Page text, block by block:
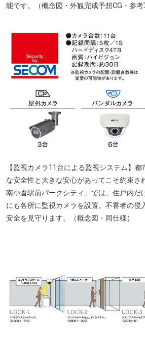
能です。（概念図・外観完成予想CG・参考
【監視カメラ11台による監視システム】
な安全性と大きな安心があってこそ約束さ
南小倉駅前パークシティ」では、住戸内だ
にも各所に監視カメラを設置。不審者の侵
安全を見守ります。（概念図・同仕様）